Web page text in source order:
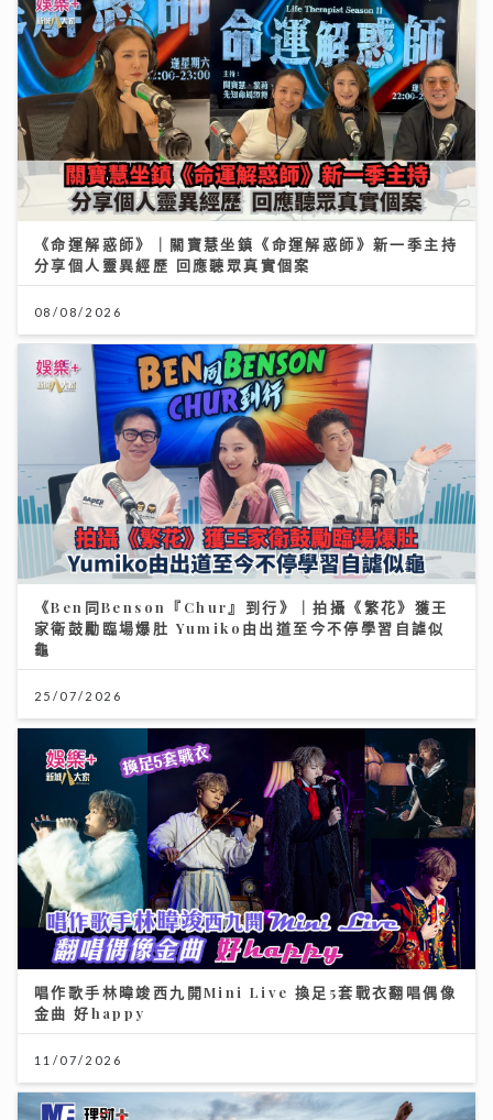
《命運解惑師》｜關寶慧坐鎮《命運解惑師》新一季主持
分享個人靈異經歷 回應聽眾真實個案
08/08/2026
《Ben同Benson『Chur』到行》｜拍攝《繁花》獲王
家衛鼓勵臨場爆肚 Yumiko由出道至今不停學習自謔似
龜
25/07/2026
唱作歌手林暐竣西九開Mini Live 換足5套戰衣翻唱偶像
金曲 好happy
11/07/2026